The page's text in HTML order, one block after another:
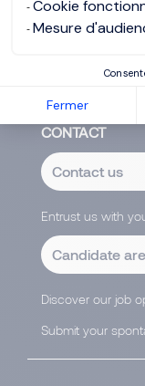
Cookie
Mesure
Fermer
Purchase,
CONTACT
Contact us
Entrust us with
Candidate
Discover our job
Submit your